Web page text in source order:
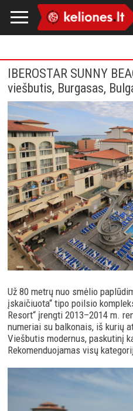
IBEROSTAR SUNNY
viešbutis, Burgasas,
Už 80 metrų nuo smėlio
įskaičiuota“ tipo poilsio
Resort“ įrengti 2013–2014 m.
numeriai su balkonais, iš kurių
Viešbutis modernus, paskutinį
Rekomenduojamas visų